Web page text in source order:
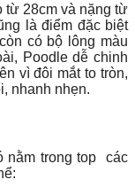
từ 28cm và nặng từ
là điểm đặc biệt
có bộ lông màu
Poodle dễ chinh
vì đôi mắt to tròn,
nhanh nhẹn.
nằm trong top các